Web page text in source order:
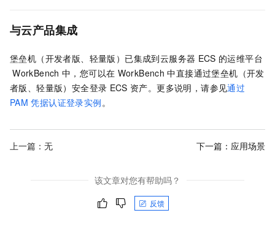
与云产品集成
堡垒机（开发者版、轻量版） 已集成到云服务器 ECS 的运维平台
WorkBench 中，您可以在 WorkBench 中直接通过堡垒机（开发
者版、轻量版） 安全登录 ECS 资产。更多说明，请参见通过
PAM 凭据认证登录实例。
上一篇：无 下一篇： 应用场景
该文章对您有帮助吗？
反馈